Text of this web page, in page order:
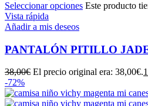
Seleccionar opciones Este producto
Vista rápida
Añadir a mis deseos
PANTALÓN PITILLO
38,00€ El precio original era: 38,00€.
-72%